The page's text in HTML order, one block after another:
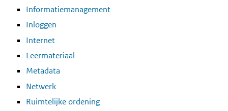
Informatiemanagement
Inloggen
Internet
Leermateriaal
Metadata
Netwerk
Ruimtelijke ordening